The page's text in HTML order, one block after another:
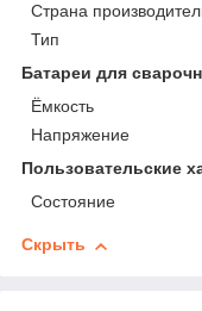
Страна
Тип
Батареи для
Ёмкость
Напряжение
Пользовательские
Состояние
Скрыть